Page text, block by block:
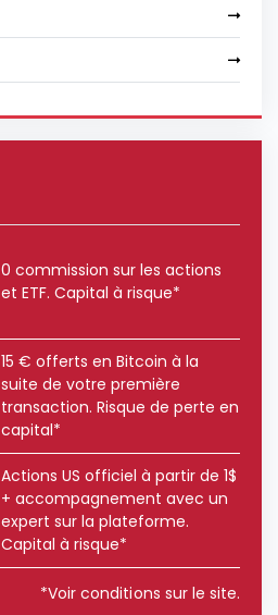
0 commission sur les actions
et ETF. Capital à risque*
15 € offerts en Bitcoin à la
suite de votre première
transaction. Risque de perte en
capital*
Actions US officiel à partir de 1$
+ accompagnement avec un
expert sur la plateforme.
Capital à risque*
*Voir conditions sur le site.